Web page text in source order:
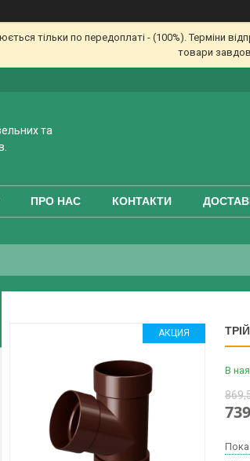
тільки по передоплаті - (100%). Терміни
товари
та
ПРО НАС КОНТАКТИ
АКЦИЯ
В